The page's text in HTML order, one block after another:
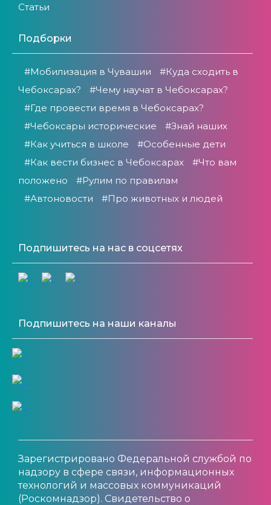
Статьи
Подборки
#Мобилизация в Чувашии
#Куда сходить в
Чебоксарах?
#Чему научат в Чебоксарах?
#Где провести время в Чебоксарах?
#Чебоксары исторические
#Знай наших
#Как учиться в школе
#Особенные дети
#Как вести бизнес в Чебоксарах
#Что вам
положено
#Рулим по правилам
#Автоновости
#Про животных и людей
Подпишитесь на нас в соцсетях
Подпишитесь на наши каналы
Зарегистрировано Федеральной службой по
надзору в сфере связи, информационных
технологий и массовых коммуникаций
(Роскомнадзор). Свидетельство о